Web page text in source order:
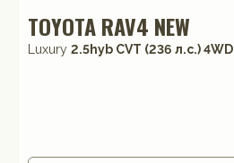
TOYOTA RAV4 NEW
Luxury 2.5hyb CVT (236 л.с.) 4WD